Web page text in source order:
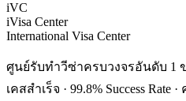
iVC
iVisa Center
International Visa Center
ศูนย์รับทำวีซ่าครบวงจรอันดับ 1 ข
เคสสำเร็จ · 99.8% Success